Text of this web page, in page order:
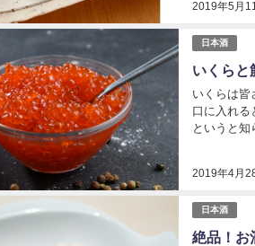
2019年5月
日本酒
いくらと
2019年4月
いくらは皆
口に入れる
というと知
日本酒
絶品！お